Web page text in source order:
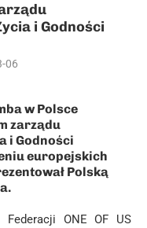
i Godności
06
w Polsce
zarządu
i Godności
europejskich
Polską
ONE OF US